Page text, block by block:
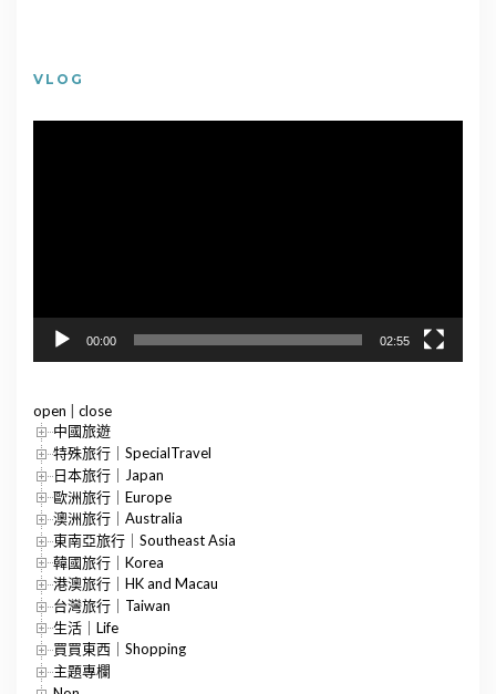
VLOG
00:00 02:55
open
close
中國旅遊
特殊旅行｜SpecialTravel
日本旅行｜Japan
歐洲旅行｜Europe
澳洲旅行｜Australia
東南亞旅行｜Southeast Asia
韓國旅行｜Korea
港澳旅行｜HK and Macau
台灣旅行｜Taiwan
生活｜Life
買買東西｜Shopping
主題專欄